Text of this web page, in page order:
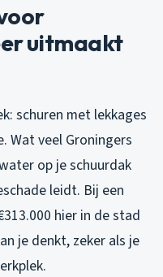
uitmaakt
schuren met lekkages
Wat veel Groningers
op je schuurdak
leidt. Bij een
hier in de stad
je denkt, zeker als je